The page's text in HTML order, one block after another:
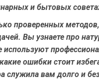
и бытовых
проверенных
Вы узнаете про
ошибки стоит
служила вам долго и